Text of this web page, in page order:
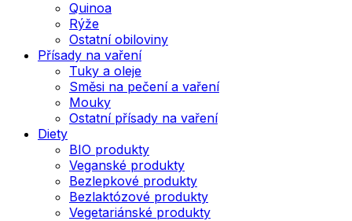
Quinoa
Rýže
Ostatní obiloviny
Přísady na vaření
Tuky a oleje
Směsi na pečení a vaření
Mouky
Ostatní přísady na vaření
Diety
BIO produkty
Veganské produkty
Bezlepkové produkty
Bezlaktózové produkty
Vegetariánské produkty